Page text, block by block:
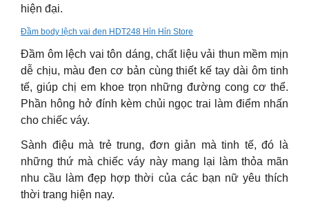
hiện đại.
Đầm body lệch vai đen HDT248 Hỉn Hỉn Store
Đầm ôm lệch vai tôn dáng, chất liệu vải thun mềm mịn
dễ chịu, màu đen cơ bản cùng thiết kế tay dài ôm tinh
tế, giúp chị em khoe trọn những đường cong cơ thể.
Phần hông hở đính kèm chủi ngọc trai làm điểm nhấn
cho chiếc váy.
Sành điệu mà trẻ trung, đơn giản mà tinh tế, đó là
những thứ mà chiếc váy này mang lại làm thỏa mãn
nhu cầu làm đẹp hợp thời của các bạn nữ yêu thích
thời trang hiện nay.